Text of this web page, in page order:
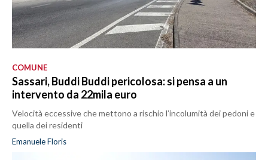
COMUNE
Sassari, Buddi Buddi pericolosa: si pensa a un
intervento da 22mila euro
Velocità eccessive che mettono a rischio l’incolumità dei pedoni e
quella dei residenti
Emanuele Floris